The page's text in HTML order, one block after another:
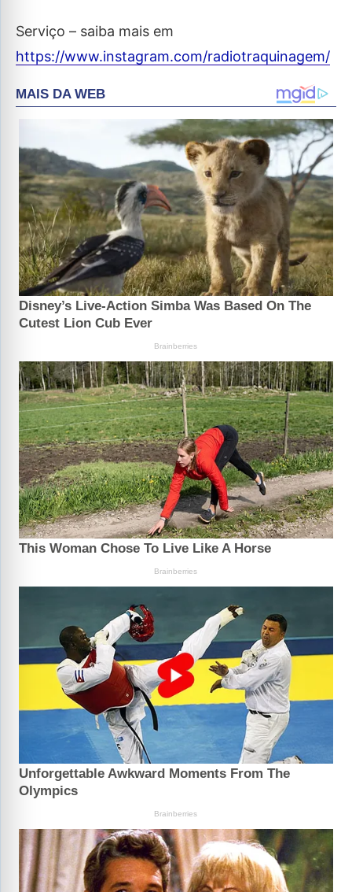
Serviço – saiba mais em
https://www.instagram.com/radiotraquinagem/